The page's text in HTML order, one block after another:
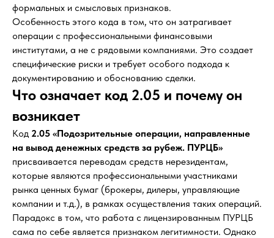
формальных и смысловых признаков.
Особенность этого кода в том, что он затрагивает
операции с профессиональными финансовыми
институтами, а не с рядовыми компаниями. Это создает
специфические риски и требует особого подхода к
документированию и обоснованию сделки.
Что означает код 2.05 и почему он
возникает
Код 2.05 «Подозрительные операции, направленные
на вывод денежных средств за рубеж. ПУРЦБ»
присваивается переводам средств нерезидентам,
которые являются профессиональными участниками
рынка ценных бумаг (брокеры, дилеры, управляющие
компании и т.д.), в рамках осуществления таких операций.
Парадокс в том, что работа с лицензированным ПУРЦБ
сама по себе является признаком легитимности. Однако